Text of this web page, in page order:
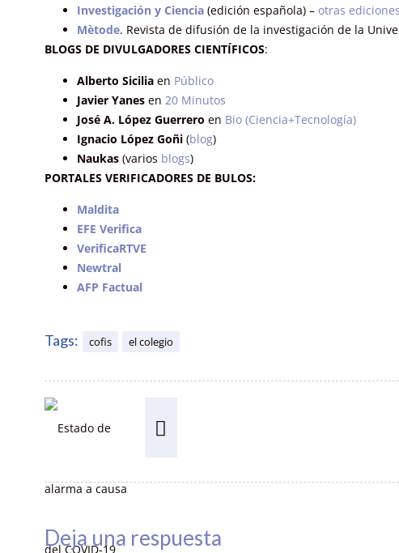
Investigación y Ciencia(edición española) – otras ediciones
Mètode. Revista de difusión de la investigación de la
BLOGS DE DIVULGADORES CIENTÍFICOS:
Alberto Sicilia en Público
Javier Yanesen 20 Minutos
José A. López Guerrero en Bio (Ciencia+Tecnología)
Ignacio López Goñi (blog)
Naukas (varios blogs)
PORTALES VERIFICADORES DE BULOS:
Maldita
EFE Verifica
VerificaRTVE
Newtral
AFP Factual
Tags: cofis el colegio
Deja una respuesta